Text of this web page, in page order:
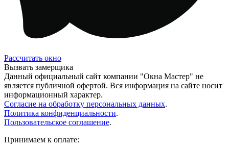
Рассчитать окно
Вызвать замерщика
Данный официальный сайт компании "Окна Мастер" не
является публичной офертой. Вся информация на сайте носит
информационный характер.
Согласие на обработку персональных данных.
Политика конфиденциальности.
Пользовательское соглашение.
Принимаем к оплате: